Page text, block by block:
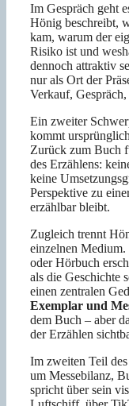
Im Gespräch geht
Hönig beschreibt,
kam, warum der
Risiko ist und
dennoch attraktiv
nur als Ort der
Verkauf,
Ein zweiter
kommt
Zurück zum Buch
des Erzählens:
keine
Perspektive zu
erzählbar bleibt.
Zugleich trennt
einzelnen
oder Hörbuch
als die Geschichte
einen zentralen
Exemplar und
dem Buch – aber
der Erzählen
Im zweiten Teil
um Messebilanz,
spricht über sein